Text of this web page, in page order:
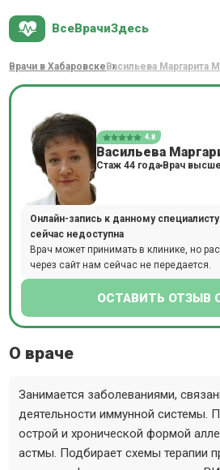
ВсеВрачиЗдесь
Врачи в Хабаровске Васильева Маргарита
4.8
Васильева
Стаж 44 года Врач
Онлайн-запись к данному
сейчас недоступна
Врач может принимать в клинике, но
через сайт нам сейчас не передается.
ОСТАВИТЬ ОТЗЫВ
О враче
Занимается заболеваниями,
деятельности иммунной системы.
острой и хронической формой
астмы. Подбирает схемы терапии